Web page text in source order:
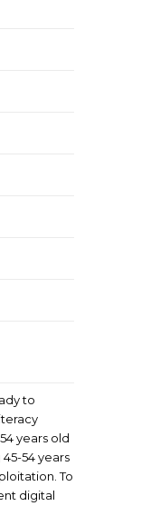
to
years old
54 years
To
digital